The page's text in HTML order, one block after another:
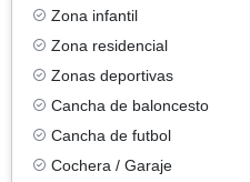
Zona infantil
Zona residencial
Zonas deportivas
Cancha de baloncesto
Cancha de futbol
Cochera / Garaje